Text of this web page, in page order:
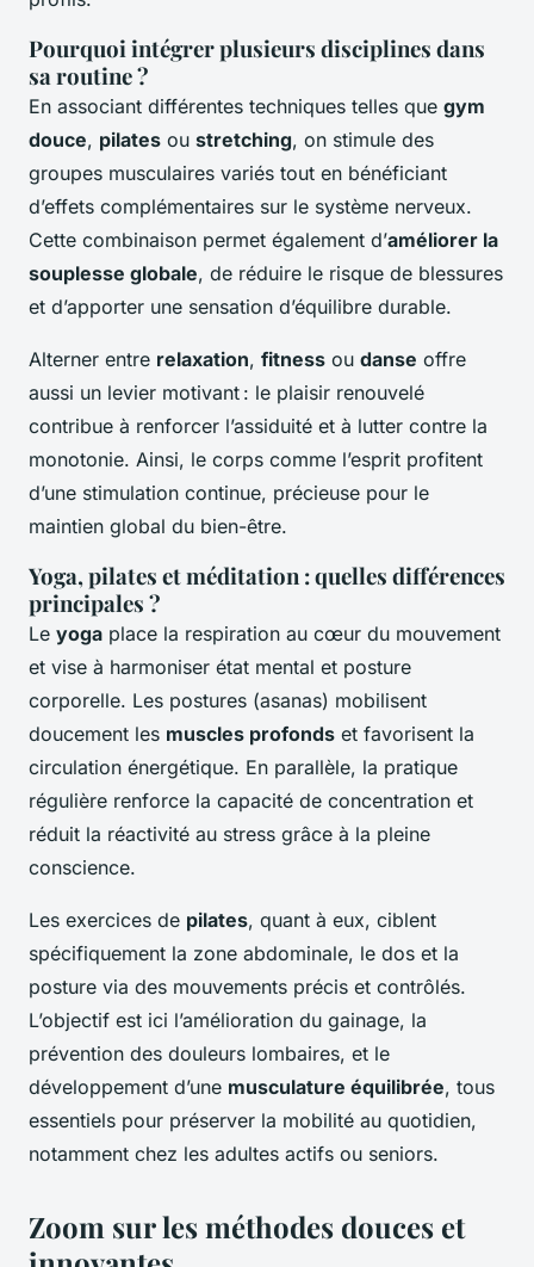
Pourquoi intégrer plusieurs disciplines dans
sa routine ?
En associant différentes techniques telles que gym
douce, pilates ou stretching, on stimule des
groupes musculaires variés tout en bénéficiant
d’effets complémentaires sur le système nerveux.
Cette combinaison permet également d’améliorer la
souplesse globale, de réduire le risque de blessures
et d’apporter une sensation d’équilibre durable.
Alterner entre relaxation, fitness ou danse offre
aussi un levier motivant : le plaisir renouvelé
contribue à renforcer l’assiduité et à lutter contre la
monotonie. Ainsi, le corps comme l’esprit profitent
d’une stimulation continue, précieuse pour le
maintien global du bien-être.
Yoga, pilates et méditation : quelles différences
principales ?
Le yoga place la respiration au cœur du mouvement
et vise à harmoniser état mental et posture
corporelle. Les postures (asanas) mobilisent
doucement les muscles profonds et favorisent la
circulation énergétique. En parallèle, la pratique
régulière renforce la capacité de concentration et
réduit la réactivité au stress grâce à la pleine
conscience.
Les exercices de pilates, quant à eux, ciblent
spécifiquement la zone abdominale, le dos et la
posture via des mouvements précis et contrôlés.
L’objectif est ici l’amélioration du gainage, la
prévention des douleurs lombaires, et le
développement d’une musculature équilibrée, tous
essentiels pour préserver la mobilité au quotidien,
notamment chez les adultes actifs ou seniors.
Zoom sur les méthodes douces et